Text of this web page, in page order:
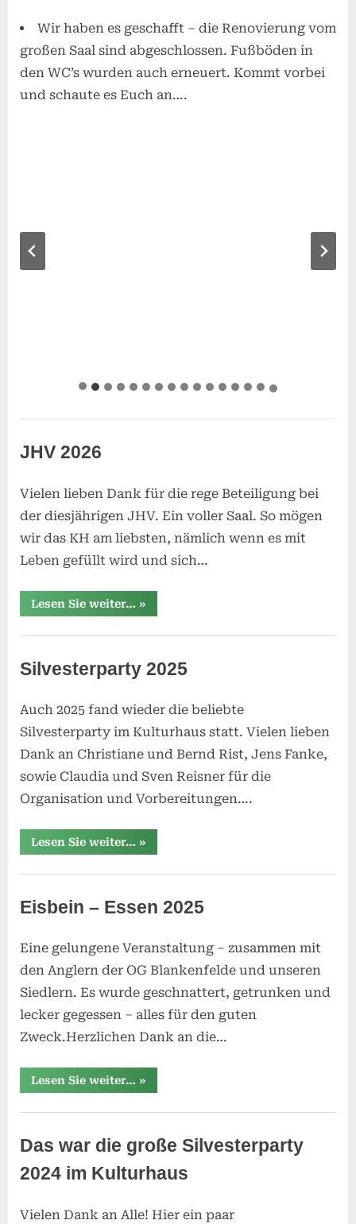
Posted
on
März
2026
SReisner
Wir haben es geschafft – die Renovierung vom
großen Saal sind abgeschlossen. Fußböden in
den WC’s wurden auch erneuert. Kommt vorbei
und schaute es Euch an….
JHV 2026
Posted
on
30.
Januar
2026
By
SReisner
Vielen lieben Dank für die rege Beteiligung bei
der diesjährigen JHV. Ein voller Saal. So mögen
wir das KH am liebsten, nämlich wenn es mit
Leben gefüllt wird und sich…
Lesen Sie weiter… “JHV
2026”
»
Silvesterparty 2025
Posted
on
21.
Januar
2026
By
SReisner
Auch 2025 fand wieder die beliebte
Silvesterparty im Kulturhaus statt. Vielen lieben
Dank an Christiane und Bernd Rist, Jens Fanke,
sowie Claudia und Sven Reisner für die
Organisation und Vorbereitungen….
Lesen Sie weiter… “Silvesterparty
2025”
»
Eisbein – Essen 2025
Posted
on
11.
Februar
2025
BySReisner
Eine gelungene Veranstaltung – zusammen mit
den Anglern der OG Blankenfelde und unseren
Siedlern. Es wurde geschnattert, getrunken und
lecker gegessen – alles für den guten
Zweck.Herzlichen Dank an die…
Lesen Sie weiter… “Eisbein
–
2025”
»
Das war die große Silvesterparty
2024 im Kulturhaus
Vielen Dank an Alle! Hier ein paar